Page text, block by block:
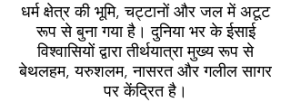
धर्म क्षेत्र की भूमि, चट्टानों और जल में अटूट
रूप से बुना गया है। दुनिया भर के ईसाई
विश्वासियों द्वारा तीर्थयात्रा मुख्य रूप से
बेथलहम, यरुशलम, नासरत और गलील सागर
पर केंद्रित है।